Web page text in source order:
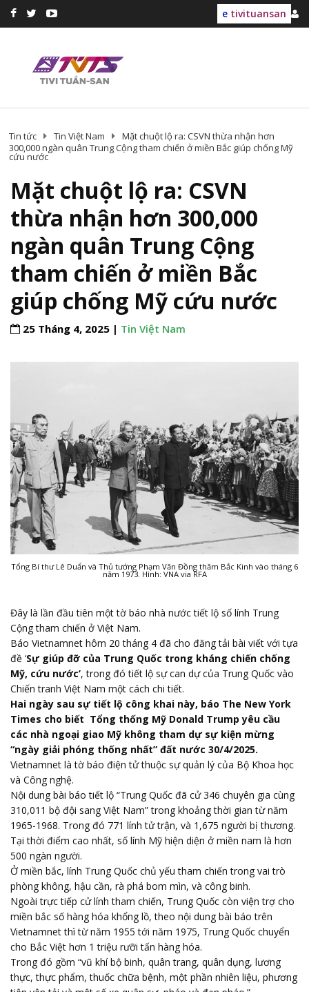
e tivituansan
Tin tức Tin Việt Nam
Mặt chuột lộ ra: CSVN thừa nhận hơn
300,000 ngàn quân Trung Cộng tham chiến ở miền Bắc giúp chống Mỹ
cứu nước
Mặt chuột lộ ra: CSVN
thừa nhận hơn 300,000
ngàn quân Trung Cộng
tham chiến ở miền Bắc
giúp chống Mỹ cứu nước
25 Tháng 4, 2025 | Tin Việt Nam
Tổng Bí thư Lê Duẩn và Thủ tướng Phạm Văn Đồng thăm Bắc Kinh vào tháng 6
năm 1973. Hình: VNA via RFA
Đây là lần đầu tiên một tờ báo nhà nước tiết lộ số lính Trung
Cộng tham chiến ở Việt Nam.
Báo Vietnamnet hôm 20 tháng 4 đã cho đăng tải bài viết với tựa
đề ‘Sự giúp đỡ của Trung Quốc trong kháng chiến chống
Mỹ, cứu nước’, trong đó tiết lộ sự can dự của Trung Quốc vào
Chiến tranh Việt Nam một cách chi tiết.
Hai ngày sau sự tiết lộ công khai này, báo The New York
Times cho biết Tổng thống Mỹ Donald Trump yêu cầu
các nhà ngoại giao Mỹ không tham dự sự kiện mừng
“ngày giải phóng thống nhất” đất nước 30/4/2025.
Vietnamnet là tờ báo điện tử thuộc sự quản lý của Bộ Khoa học
và Công nghệ.
Nội dung bài báo tiết lộ “Trung Quốc đã cử 346 chuyên gia cùng
310,011 bộ đội sang Việt Nam” trong khoảng thời gian từ năm
1965-1968. Trong đó 771 lính tử trận, và 1,675 người bị thương.
Tại thời điểm cao nhất, số lính Mỹ hiện diện ở miền nam là hơn
500 ngàn người.
Ở miền bắc, lính Trung Quốc chủ yếu tham chiến trong vai trò
phòng không, hậu cần, rà phá bom mìn, và công binh.
Ngoài trực tiếp cử lính tham chiến, Trung Quốc còn viện trợ cho
miền bắc số hàng hóa khổng lồ, theo nội dung bài báo trên
Vietnamnet thì từ năm 1955 tới năm 1975, Trung Quốc chuyển
cho Bắc Việt hơn 1 triệu rưỡi tấn hàng hóa.
Trong đó gồm “vũ khí bộ binh, quân trang, quân dụng, lương
thực, thực phẩm, thuốc chữa bệnh, một phần nhiên liệu, phương